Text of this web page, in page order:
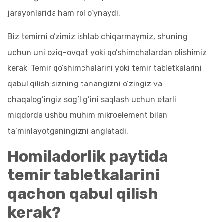
jarayonlarida ham rol o’ynaydi.
Biz temirni o’zimiz ishlab chiqarmaymiz, shuning
uchun uni oziq-ovqat yoki qo’shimchalardan olishimiz
kerak. Temir qo’shimchalarini yoki temir tabletkalarini
qabul qilish sizning tanangizni o’zingiz va
chaqalog’ingiz sog’lig’ini saqlash uchun etarli
miqdorda ushbu muhim mikroelement bilan
ta’minlayotganingizni anglatadi.
Homiladorlik paytida
temir tabletkalarini
qachon qabul qilish
kerak?